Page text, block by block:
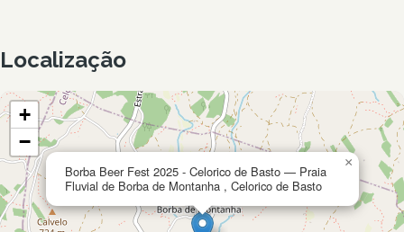
Localização
Borba Beer Fest 2025 - Celorico de Basto — Praia
Fluvial de Borba de Montanha , Celorico de Basto
×
+
−